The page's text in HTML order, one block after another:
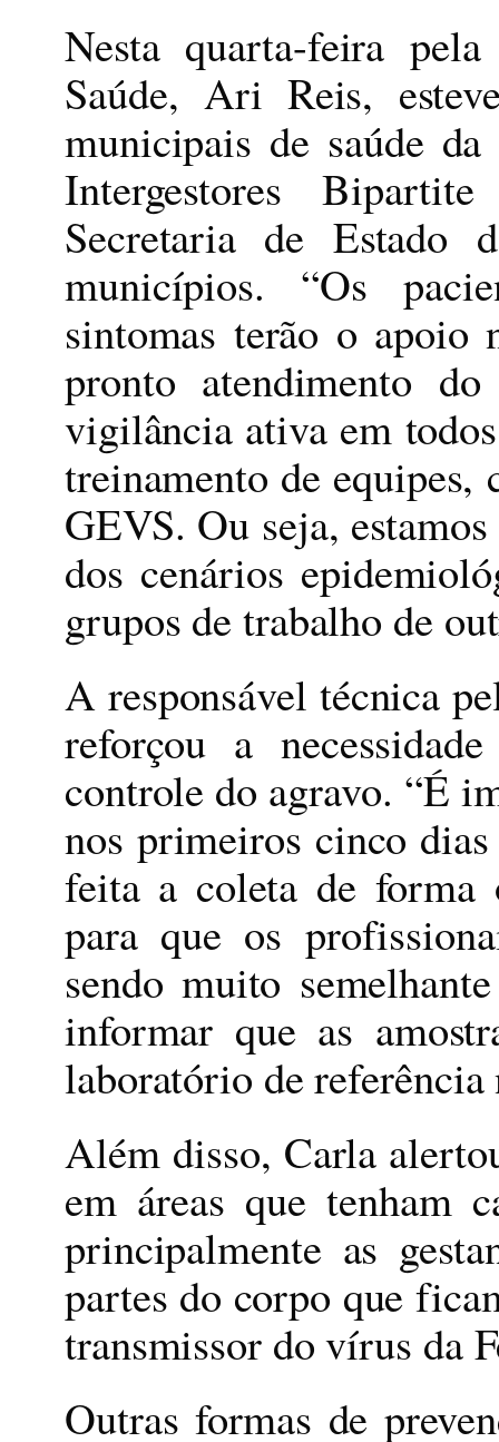
Nesta quarta-feira
Saúde, Ari Reis,
municipais de saúde
Intergestores
Secretaria de Estado
municípios. “Os
sintomas terão o apoio
pronto atendimento
vigilância ativa em
treinamento de equipes,
GEVS. Ou seja,
dos cenários
grupos de trabalho de
A responsável técnica
reforçou a
controle do agravo. “É
nos primeiros cinco
feita a coleta de forma
para que os
sendo muito
informar que as
laboratório de referência
Além disso, Carla
em áreas que tenham
principalmente as
partes do corpo que
transmissor do vírus da
Outras formas de